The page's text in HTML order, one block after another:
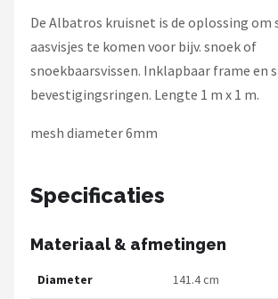
Rapala
Fox Rage
Gamakatsu
Mikado
Alle merken →
De Albatros kruisnet is de oplossing om
aasvisjes te komen voor bijv. snoek of
snoekbaarsvissen. Inklapbaar frame en
bevestigingsringen. Lengte 1 m x 1 m.
mesh diameter 6mm
Specificaties
Materiaal & afmetingen
Diameter 141.4 cm